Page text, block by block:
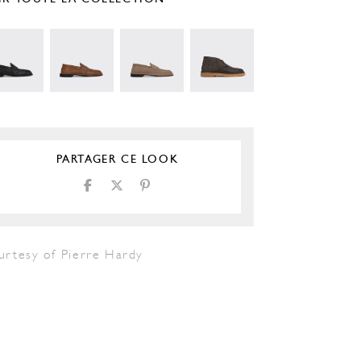
PARTAGER CE LOOK
of Pierre Hardy